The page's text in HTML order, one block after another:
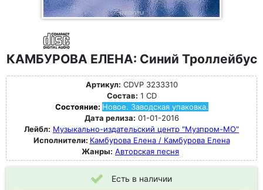
КАМБУРОВА ЕЛЕНА: Синий Троллейбус
Артикул: CDVP 3233310
Состав: 1 CD
Состояние: Новое. Заводская упаковка.
Дата релиза: 01-01-2016
Лейбл: Музыкально-издательский центр "Музпром-МО"
Исполнители: Камбурова Елена / Камбурова Елена
Жанры: Авторская песня
Есть в наличии